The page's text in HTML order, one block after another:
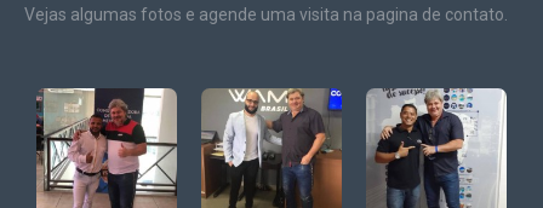
Vejas algumas fotos e agende uma visita na pagina de contato.